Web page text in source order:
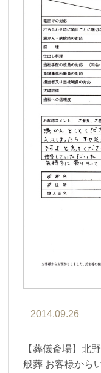
2014.09.26
【葬儀斎場】北
般葬 お客様から